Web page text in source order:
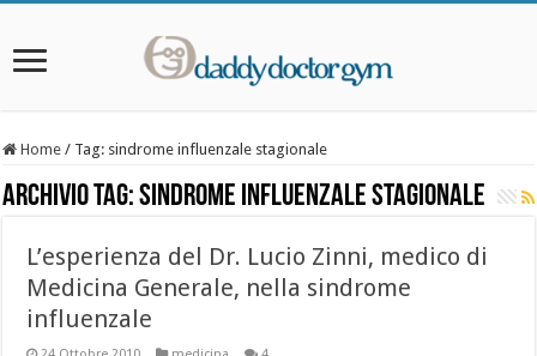
Home / Tag: sindrome influenzale stagionale
Archivio Tag:sindrome influenzale stagionale
L’esperienza del Dr. Lucio Zinni, medico di
Medicina Generale, nella sindrome
influenzale